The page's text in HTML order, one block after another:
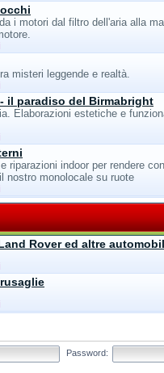
i motori dal filtro dell'aria alla
misteri leggende e realtà.
il paradiso del Birmabright
Elaborazioni estetiche e
riparazioni indoor per rendere
nostro monolocale su ruote
Rover ed altre
Password: